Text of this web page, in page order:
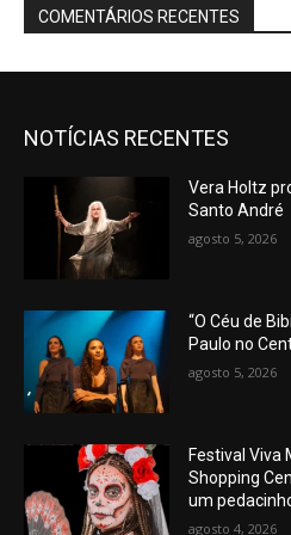
COMENTÁRIOS RECENTES
NOTÍCIAS RECENTES
Vera Holtz
Santo André
agosto 5, 2026
“O Céu de
Paulo no
agosto 5, 2026
Festival Viva
Shopping
um
agosto 4, 2026